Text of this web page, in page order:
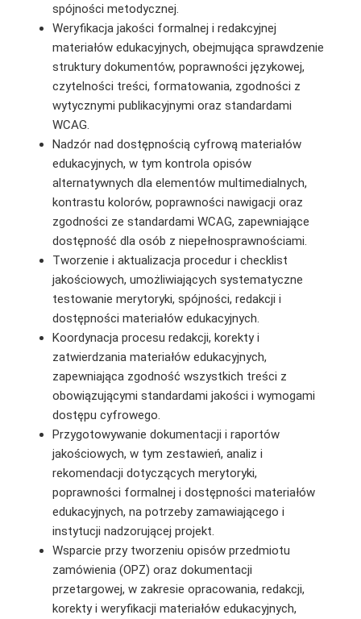
spójności metodycznej.
Weryfikacja jakości formalnej i redakcyjnej
materiałów edukacyjnych, obejmująca sprawdzenie
struktury dokumentów, poprawności językowej,
czytelności treści, formatowania, zgodności z
wytycznymi publikacyjnymi oraz standardami
WCAG.
Nadzór nad dostępnością cyfrową materiałów
edukacyjnych, w tym kontrola opisów
alternatywnych dla elementów multimedialnych,
kontrastu kolorów, poprawności nawigacji oraz
zgodności ze standardami WCAG, zapewniające
dostępność dla osób z niepełnosprawnościami.
Tworzenie i aktualizacja procedur i checklist
jakościowych, umożliwiających systematyczne
testowanie merytoryki, spójności, redakcji i
dostępności materiałów edukacyjnych.
Koordynacja procesu redakcji, korekty i
zatwierdzania materiałów edukacyjnych,
zapewniająca zgodność wszystkich treści z
obowiązującymi standardami jakości i wymogami
dostępu cyfrowego.
Przygotowywanie dokumentacji i raportów
jakościowych, w tym zestawień, analiz i
rekomendacji dotyczących merytoryki,
poprawności formalnej i dostępności materiałów
edukacyjnych, na potrzeby zamawiającego i
instytucji nadzorującej projekt.
Wsparcie przy tworzeniu opisów przedmiotu
zamówienia (OPZ) oraz dokumentacji
przetargowej, w zakresie opracowania, redakcji,
korekty i weryfikacji materiałów edukacyjnych,